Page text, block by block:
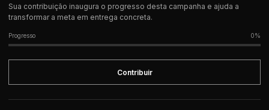
Sua contribuição inaugura o progresso desta campanha e ajuda a
transformar a meta em entrega concreta.
Progresso 0%
Contribuir